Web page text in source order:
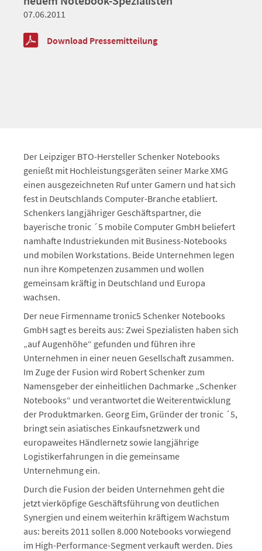
07.06.2011
Download Pressemitteilung
Der Leipziger BTO-Hersteller Schenker Notebooks
genießt mit Hochleistungsgeräten seiner Marke XMG
einen ausgezeichneten Ruf unter Gamern und hat sich
fest in Deutschlands Computer-Branche etabliert.
Schenkers langjähriger Geschäftspartner, die
bayerische tronic ´5 mobile Computer GmbH beliefert
namhafte Industriekunden mit Business-Notebooks
und mobilen Workstations. Beide Unternehmen legen
nun ihre Kompetenzen zusammen und wollen
gemeinsam kräftig in Deutschland und Europa
wachsen.
Der neue Firmenname tronic5 Schenker Notebooks
GmbH sagt es bereits aus: Zwei Spezialisten haben sich
„auf Augenhöhe“ gefunden und führen ihre
Unternehmen in einer neuen Gesellschaft zusammen.
Im Zuge der Fusion wird Robert Schenker zum
Namensgeber der einheitlichen Dachmarke „Schenker
Notebooks“ und verantwortet die Weiterentwicklung
der Produktmarken. Georg Eim, Gründer der tronic ´5,
bringt sein asiatisches Einkaufsnetzwerk und
europaweites Händlernetz sowie langjährige
Logistikerfahrungen in die gemeinsame
Unternehmung ein.
Durch die Fusion der beiden Unternehmen geht die
jetzt vierköpfige Geschäftsführung von deutlichen
Synergien und einem weiterhin kräftigem Wachstum
aus: bereits 2011 sollen 8.000 Notebooks vorwiegend
im High-Performance-Segment verkauft werden. Dies